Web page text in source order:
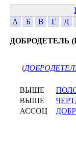
А
Б В Г Д
ДОБРОДЕТЕЛЬ
(
ВЫШЕ
ВЫШЕ
АССОЦ